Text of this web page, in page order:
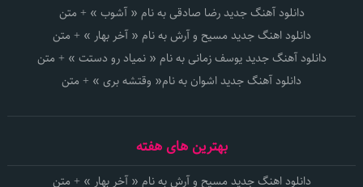
دانلود آهنگ جدید رضا صادقی به نام « آشوب » + متن
دانلود اهنگ جدید مسیح و آرش به نام « آخر بهار » + متن
دانلود آهنگ جدید یوسف زمانی به نام « نمیاد رو دستت » + متن
دانلود آهنگ جدید اشوان به نام« وقتشه بری » + متن
بهترین های هفته
دانلود اهنگ جدید مسیح و آرش به نام « آخر بهار » + متن